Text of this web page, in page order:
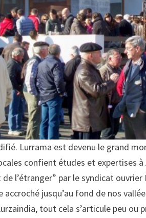
Lurrama est devenu le grand
confient études et expertises
l’étranger” par le syndicat
jusqu’au fond de nos
tout cela s’articule peu ou